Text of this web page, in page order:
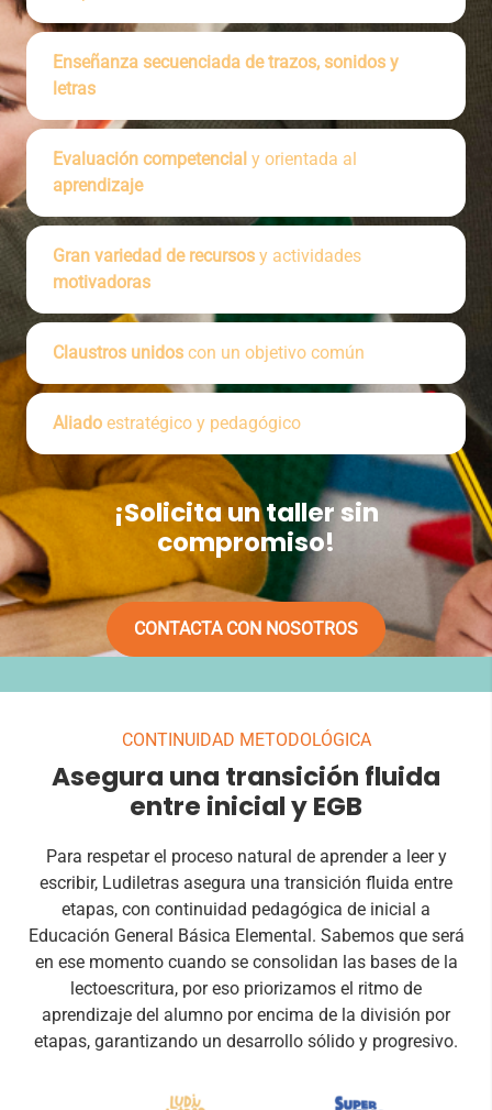
Enseñanza secuenciada de trazos, sonidos y
letras
Evaluación competencial y orientada al
aprendizaje
Gran variedad de recursos y actividades
motivadoras
Claustros unidos con un objetivo común
Aliado estratégico y pedagógico
¡Solicita un taller sin
compromiso!
CONTACTA CON NOSOTROS
CONTINUIDAD METODOLÓGICA
Asegura una transición fluida
entre inicial y EGB
Para respetar el proceso natural de aprender a leer y
escribir, Ludiletras asegura una transición fluida entre
etapas, con continuidad pedagógica de inicial a
Educación General Básica Elemental. Sabemos que será
en ese momento cuando se consolidan las bases de la
lectoescritura, por eso priorizamos el ritmo de
aprendizaje del alumno por encima de la división por
etapas, garantizando un desarrollo sólido y progresivo.